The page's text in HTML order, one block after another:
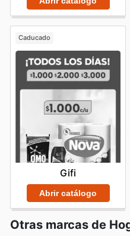
Caducado
Gifi
Abrir catálogo
Otras marcas de